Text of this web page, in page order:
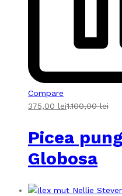
Compare
375,00 lei1.100,00lei
Picea
Globosa